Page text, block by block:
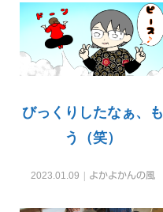
びっくりしたなぁ、も
う（笑）
2023.01.09 よかよかんの風